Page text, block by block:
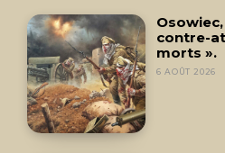
Osowiec,
contre-
morts ».
6 AOÛT 2026